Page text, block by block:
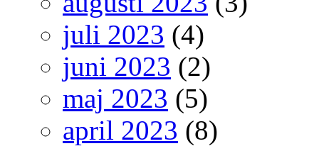
juli 2023 (4)
juni 2023 (2)
maj 2023 (5)
april 2023 (8)